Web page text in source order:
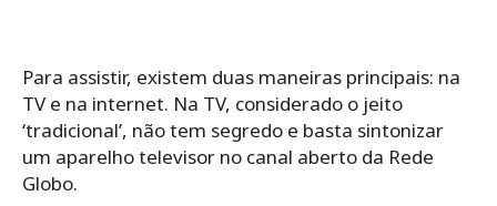
Para assistir, existem duas maneiras principais: na
TV e na internet. Na TV, considerado o jeito
‘tradicional’, não tem segredo e basta sintonizar
um aparelho televisor no canal aberto da Rede
Globo.